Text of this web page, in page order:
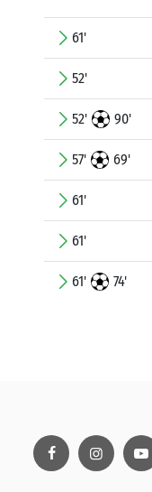
61'
52'
52' 90'
57' 69'
61'
61'
61' 74'